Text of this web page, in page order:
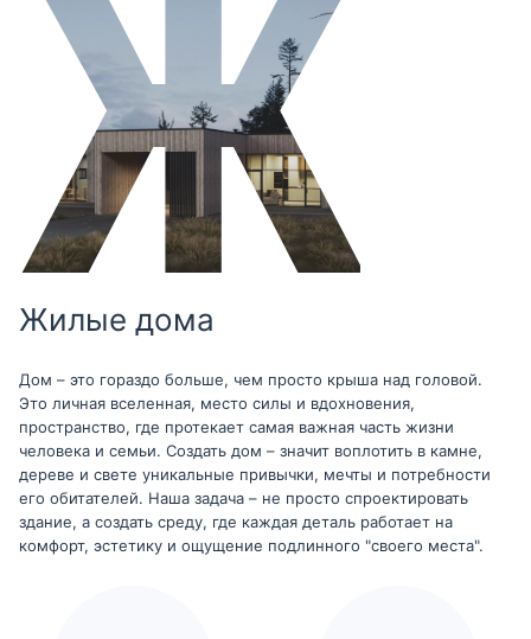
Жилые дома
Дом – это гораздо больше, чем просто крыша над головой.
Это личная вселенная, место силы и вдохновения,
пространство, где протекает самая важная часть жизни
человека и семьи. Создать дом – значит воплотить в камне,
дереве и свете уникальные привычки, мечты и потребности
его обитателей. Наша задача – не просто спроектировать
здание, а создать среду, где каждая деталь работает на
комфорт, эстетику и ощущение подлинного "своего места".